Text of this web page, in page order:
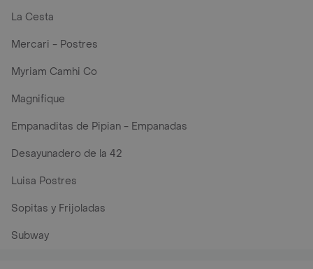
La Cesta
Mercari - Postres
Myriam Camhi Co
Magnifique
Empanaditas de Pipian - Empanadas
Desayunadero de la 42
Luisa Postres
Sopitas y Frijoladas
Subway